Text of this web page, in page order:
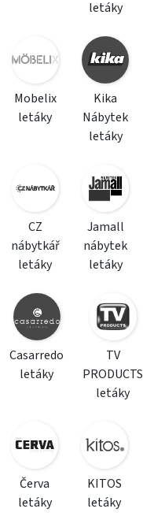
letáky
Mobelix
letáky
Kika
Nábytek
letáky
CZ
nábytkář
letáky
Jamall
nábytek
letáky
Casarredo
letáky
TV
PRODUCTS
letáky
Červa
letáky
KITOS
letáky